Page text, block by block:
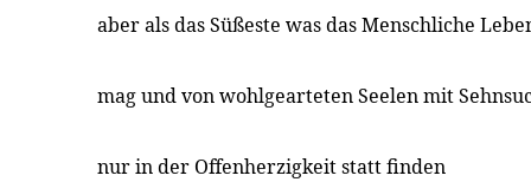
aber als das Süßeste was das Menschliche
mag und von wohlgearteten Seelen mit
nur in der Offenherzigkeit statt finden